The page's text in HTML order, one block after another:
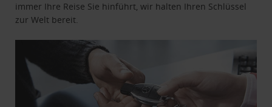
immer Ihre Reise Sie hinführt, wir halten Ihren Schlüssel
zur Welt bereit.